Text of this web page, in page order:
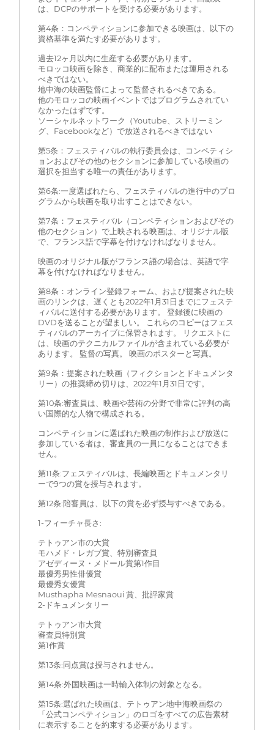
は、DCPのサポートを受ける必要があります。
第4条：コンペティションに参加できる映画は、以下の
資格基準を満たす必要があります。
過去12ヶ月以内に生産する必要があります。
モロッコ映画を除き、商業的に配布または運用される
べきではない。
地中海の映画監督によって監督されるべきである。
他のモロッコの映画イベントではプログラムされてい
なかったはずです。
ソーシャルネットワーク（Youtube、ストリーミン
グ、Facebookなど）で放送されるべきではない
第5条：フェスティバルの執行委員会は、コンペティシ
ョンおよびその他のセクションに参加している映画の
選択を担当する唯一の責任があります。
第6条:一度選ばれたら、フェスティバルの進行中のプロ
グラムから映画を取り出すことはできない。
第7条：フェスティバル（コンペティションおよびその
他のセクション）で上映される映画は、オリジナル版
で、フランス語で字幕を付けなければなりません。
映画のオリジナル版がフランス語の場合は、英語で字
幕を付けなければなりません。
第8条：オンライン登録フォーム、および提案された映
画のリンクは、遅くとも2022年1月31日までにフェステ
ィバルに送付する必要があります。 登録後に映画の
DVDを送ることが望ましい。 これらのコピーはフェス
ティバルのアーカイブに保管されます。 リクエストに
は、映画のテクニカルファイルが含まれている必要が
あります。 監督の写真。 映画のポスターと写真。
第9条：提案された映画（フィクションとドキュメンタ
リー）の推奨締め切りは、2022年1月31日です。
第10条:審査員は、映画や芸術の分野で非常に評判の高
い国際的な人物で構成される。
コンペティションに選ばれた映画の制作および放送に
参加している者は、審査員の一員になることはできま
せん。
第11条:フェスティバルは、長編映画とドキュメンタリ
ーで9つの賞を授与されます。
第12条:陪審員は、以下の賞を必ず授与すべきである。
1-フィーチャ長さ:
テトゥアン市の大賞
モハメド・レガブ賞、特別審査員
アゼディーヌ・メドール賞第1作目
最優秀男性俳優賞
最優秀女優賞
Musthapha Mesnaoui 賞、批評家賞
2-ドキュメンタリー
テトゥアン市大賞
審査員特別賞
第1作賞
第13条:同点賞は授与されません。
第14条:外国映画は一時輸入体制の対象となる。
第15条:選ばれた映画は、テトゥアン地中海映画祭の
「公式コンペティション」のロゴをすべての広告素材
に表示することを約束する必要があります。